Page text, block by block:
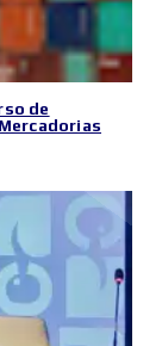
de